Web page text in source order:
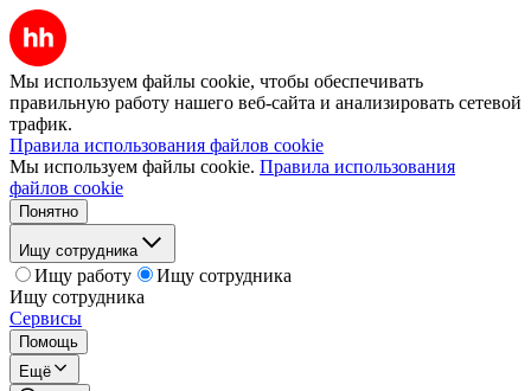
Мы используем файлы cookie, чтобы обеспечивать
правильную работу нашего веб-сайта и анализировать сетевой
трафик.
Правила использования файлов cookie
Мы используем файлы cookie. Правила использования
файлов cookie
Понятно
Ищу сотрудника
Ищу работу
Ищу сотрудника
Ищу сотрудника
Сервисы
Помощь
Ещё